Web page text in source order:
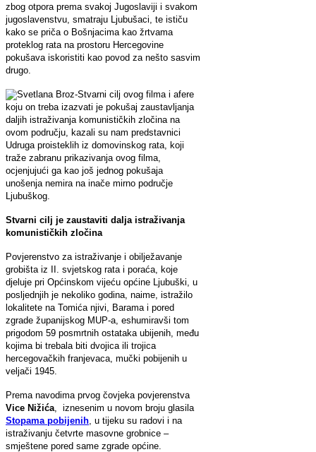
zbog otpora prema svakoj Jugoslaviji i svakom
jugoslavenstvu, smatraju Ljubušaci, te ističu
kako se priča o Bošnjacima kao žrtvama
proteklog rata na prostoru Hercegovine
pokušava iskoristiti kao povod za nešto sasvim
drugo.
-Stvarni cilj ovog filma i afere
koju on treba izazvati je pokušaj zaustavljanja
daljih istraživanja komunističkih zločina na
ovom području, kazali su nam predstavnici
Udruga proisteklih iz domovinskog rata, koji
traže zabranu prikazivanja ovog filma,
ocjenjujući ga kao još jednog pokušaja
unošenja nemira na inače mirno područje
Ljubuškog.
Stvarni cilj je zaustaviti dalja istraživanja
komunističkih zločina
Povjerenstvo za istraživanje i obilježavanje
grobišta iz II. svjetskog rata i poraća, koje
djeluje pri Općinskom vijeću općine Ljubuški, u
posljednjih je nekoliko godina, naime, istražilo
lokalitete na Tomića njivi, Barama i pored
zgrade županijskog MUP-a, eshumiravši tom
prigodom 59 posmrtnih ostataka ubijenih, među
kojima bi trebala biti dvojica ili trojica
hercegovačkih franjevaca, mučki pobijenih u
veljači 1945.
Prema navodima prvog čovjeka povjerenstva
Vice Nižića , iznesenim u novom broju glasila
Stopama pobijenih , u tijeku su radovi i na
istraživanju četvrte masovne grobnice –
smještene pored same zgrade općine.